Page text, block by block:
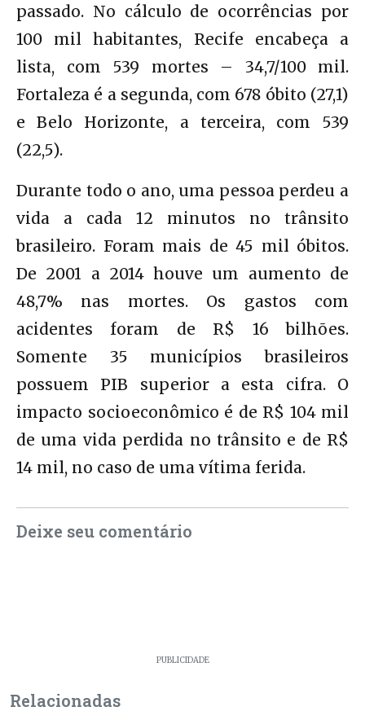
passado. No cálculo de ocorrências por
100 mil habitantes, Recife encabeça a
lista, com 539 mortes – 34,7/100 mil.
Fortaleza é a segunda, com 678 óbito (27,1)
e Belo Horizonte, a terceira, com 539
(22,5).
Durante todo o ano, uma pessoa perdeu a
vida a cada 12 minutos no trânsito
brasileiro. Foram mais de 45 mil óbitos.
De 2001 a 2014 houve um aumento de
48,7% nas mortes. Os gastos com
acidentes foram de R$ 16 bilhões.
Somente 35 municípios brasileiros
possuem PIB superior a esta cifra. O
impacto socioeconômico é de R$ 104 mil
de uma vida perdida no trânsito e de R$
14 mil, no caso de uma vítima ferida.
Deixe seu comentário
PUBLICIDADE
Relacionadas